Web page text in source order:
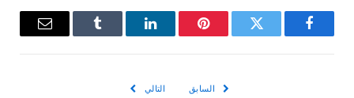
فيسبوك تويتر بينتيريستلينكدإن Tumblr
البريد
السابق التالي